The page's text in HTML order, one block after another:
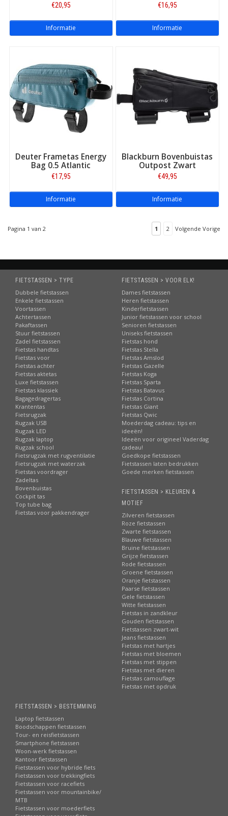
€20,95
Informatie
€16,95
Informatie
Deuter Frametas Energy
Bag 0.5 Atlantic
€17,95
Informatie
Blackburn Bovenbuistas
Outpost Zwart
€49,95
Informatie
Pagina 1 van 2 1 2 Volgende Vorige
FIETSTASSEN > TYPE
Dubbele fietstassen
Enkele fietstassen
Voortassen
Achtertassen
Pakaftassen
Stuur fietstassen
Zadel fietstassen
Fietstas handtas
Fietstas voor
Fietstas achter
Fietstas aktetas
Luxe fietstassen
Fietstas klassiek
Bagagedragertas
Krantentas
Fietsrugzak
Rugzak USB
Rugzak LED
Rugzak laptop
Rugzak school
Fietsrugzak met rugventilatie
Fietsrugzak met waterzak
Fietstas voordrager
Zadeltas
Bovenbuistas
Cockpit tas
Top tube bag
Fietstas voor pakkendrager
FIETSTASSEN > VOOR ELK!
Dames fietstassen
Heren fietstassen
Kinderfietstassen
Junior fietstassen voor school
Senioren fietstassen
Uniseks fietstassen
Fietstas hond
Fietstas Stella
Fietstas Amslod
Fietstas Gazelle
Fietstas Koga
Fietstas Sparta
Fietstas Batavus
Fietstas Cortina
Fietstas Giant
Fietstas Qwic
Moederdag cadeau: tips en
ideeën!
Ideeën voor origineel Vaderdag
cadeau!
Goedkope fietstassen
Fietstassen laten bedrukken
Goede merken fietstassen
FIETSTASSEN > KLEUREN &
MOTIEF
Zilveren fietstassen
Roze fietstassen
Zwarte fietstassen
Blauwe fietstassen
Bruine fietstassen
Grijze fietstassen
Rode fietstassen
Groene fietstassen
Oranje fietstassen
Paarse fietstassen
Gele fietstassen
Witte fietstassen
Fietstas in zandkleur
Gouden fietstassen
Fietstassen zwart-wit
Jeans fietstassen
Fietstas met hartjes
Fietstas met bloemen
Fietstas met stippen
Fietstas met dieren
Fietstas camouflage
Fietstas met opdruk
FIETSTASSEN > BESTEMMING
Laptop fietstassen
Boodschappen fietstassen
Tour- en reisfietstassen
Smartphone fietstassen
Woon-werk fietstassen
Kantoor fietstassen
Fietstassen voor hybride fiets
Fietstassen voor trekkingfiets
Fietstassen voor racefiets
Fietstassen voor mountainbike/
MTB
Fietstassen voor moederfiets